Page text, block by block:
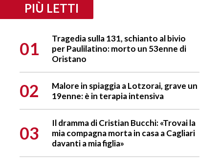
PIÙ LETTI
01
Tragedia sulla 131, schianto al bivio
per Paulilatino: morto un 53enne di
Oristano
02
Malore in spiaggia a Lotzorai, grave un
19enne: è in terapia intensiva
03
Il dramma di Cristian Bucchi: «Trovai la
mia compagna morta in casa a Cagliari
davanti a mia figlia»